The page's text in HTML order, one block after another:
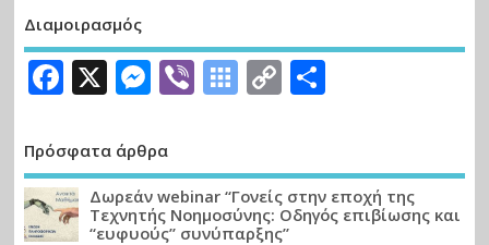
Διαμοιρασμός
Facebook
X Messenger
ViberSymbaloo
Copy
Πρόσφατα άρθρα
Δωρεάν webinar “Γονείς στην εποχή της
Τεχνητής Νοημοσύνης: Οδηγός επιβίωσης και
“ευφυούς” συνύπαρξης”